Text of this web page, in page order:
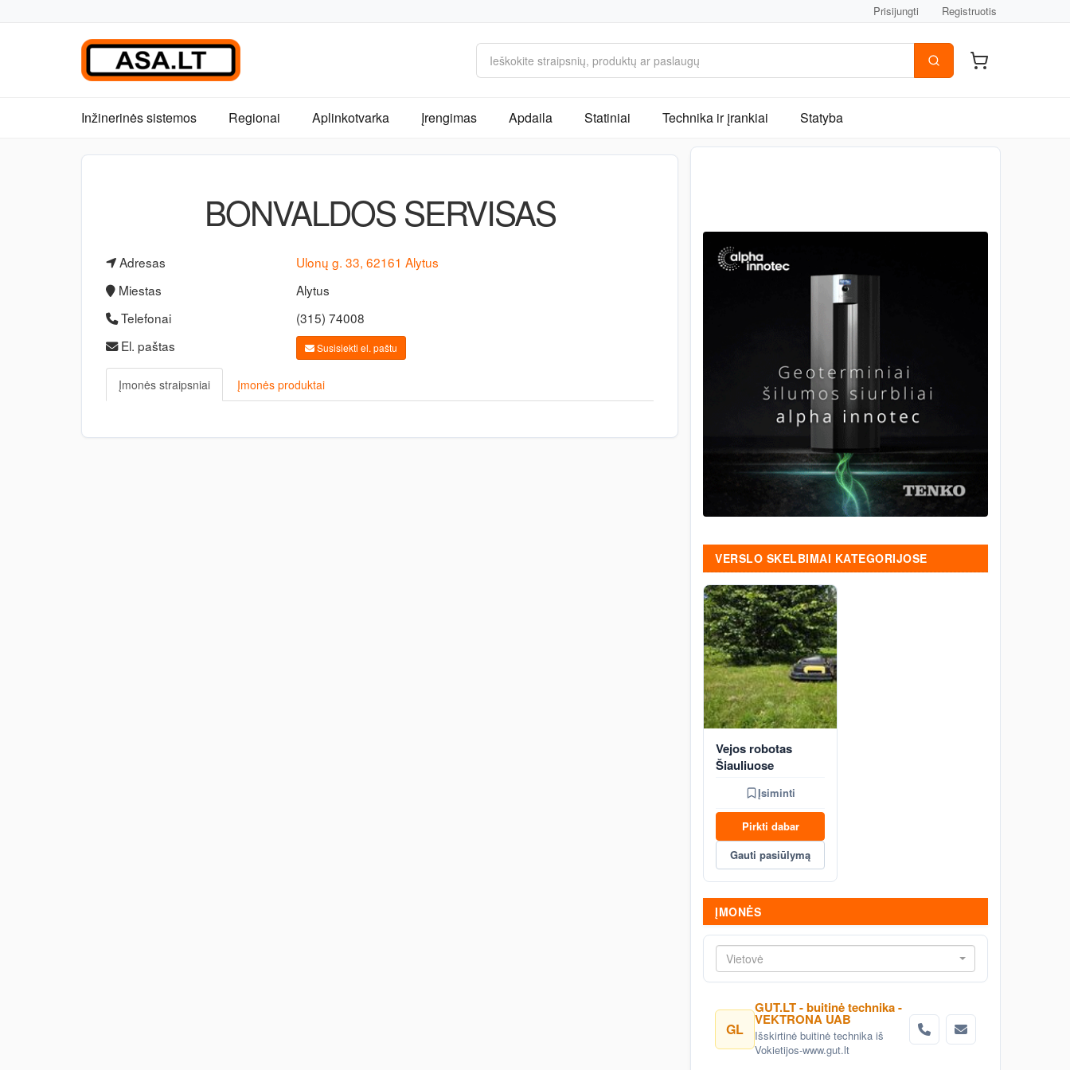
Prisijungti Registruotis
Inžinerinės sistemos Regionai Aplinkotvarka Įrengimas Apdaila Statiniai Technika ir įrankiai Statyba
BONVALDOS SERVISAS
Adresas
Ulonų g. 33, 62161 Alytus
Miestas
Alytus
Telefonai
(315) 74008
El. paštas
Susisiekti el. paštu
Įmonės straipsniai Įmonės produktai
VERSLO SKELBIMAI KATEGORIJOSE
Vejos robotas
Šiauliuose
Įsiminti
Pirkti dabar
Gauti pasiūlymą
ĮMONĖS
Vietovė
GL
GUT.LT - buitinė technika -
VEKTRONA UAB
Išskirtinė buitinė technika iš
Vokietijos-www.gut.lt